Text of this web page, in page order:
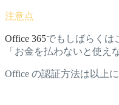
Office 365でもしばらくは
「お金を払わないと使え
Office の認証方法は以上に